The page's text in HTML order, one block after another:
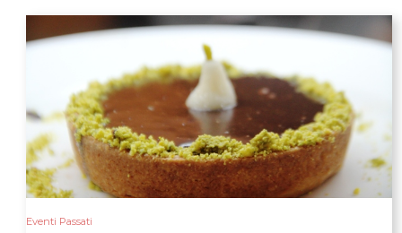
Eventi Passati